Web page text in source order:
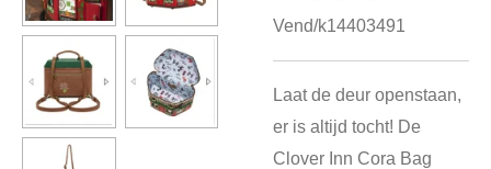
Vend/k14403491
Laat de deur openstaan,
er is altijd tocht! De
Clover Inn Cora Bag